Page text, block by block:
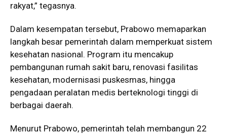
rakyat,” tegasnya.
Dalam kesempatan tersebut, Prabowo memaparkan
langkah besar pemerintah dalam memperkuat sistem
kesehatan nasional. Program itu mencakup
pembangunan rumah sakit baru, renovasi fasilitas
kesehatan, modernisasi puskesmas, hingga
pengadaan peralatan medis berteknologi tinggi di
berbagai daerah.
Menurut Prabowo, pemerintah telah membangun 22